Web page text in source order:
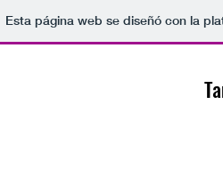
Esta página web se diseñó con la